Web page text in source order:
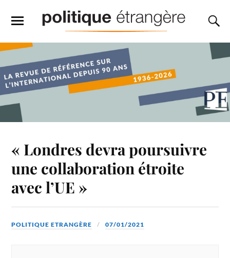
« Londres devra poursuivre
une collaboration étroite
avec l’UE »
POLITIQUE ETRANGÈRE 07/01/2021